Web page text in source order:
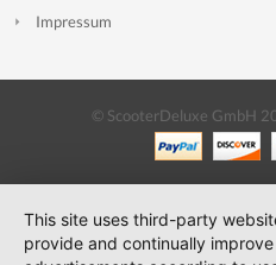
Impressum
© ScooterDeluxe GmbH
This site uses third-party
provide and continually